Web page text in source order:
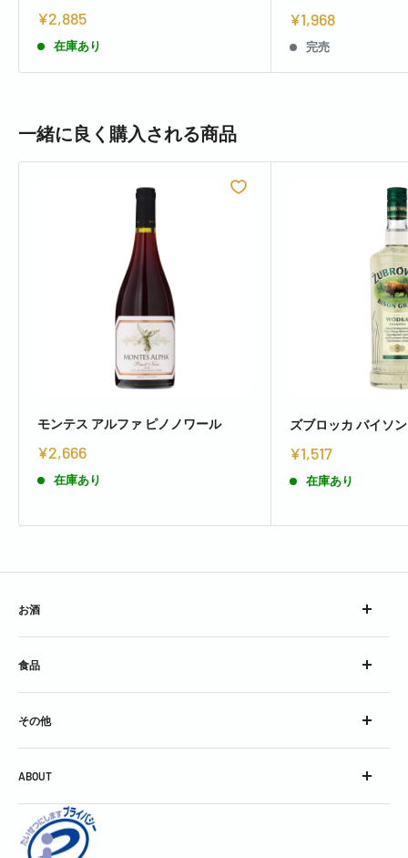
¥2,885
在庫あり
¥1,968
完売
一緒に良く購入される商品
モンテス アルファ ピノノワール
¥2,666
在庫あり
ズブロッカ バイソ
¥1,517
在庫あり
お酒
ウイスキー
ブランデー
スピリッツ
コンク
シロップ
スパークリングワイン
スティル・ワイン
酒精強化＆フレーバードワイン
焼酎＆泡盛
食品
チーズ
加工食品
その他
グラス
グッズ
ABOUT
会社概要
利用規約